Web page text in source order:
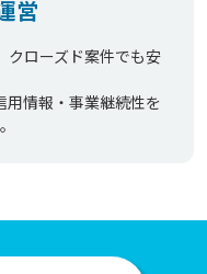
営
クローズド案件でも安
用情報・事業継続性を